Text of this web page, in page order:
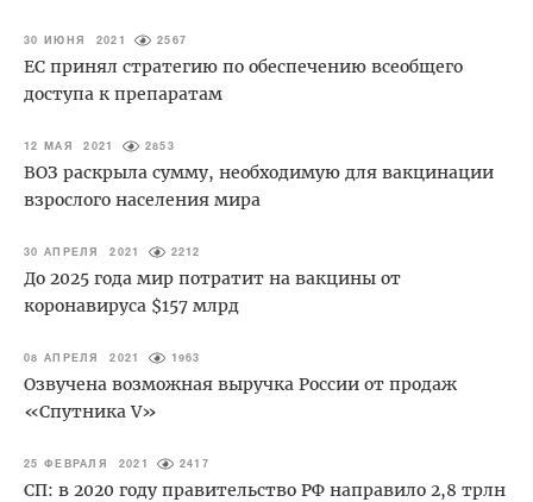
30 ИЮНЯ 2021 2567
ЕС принял стратегию по обеспечению всеобщего
доступа к препаратам
12 МАЯ 2021 2853
ВОЗ раскрыла сумму, необходимую для вакцинации
взрослого населения мира
30 АПРЕЛЯ 2021 2212
До 2025 года мир потратит на вакцины от
коронавируса $157 млрд
08 АПРЕЛЯ 2021 1963
Озвучена возможная выручка России от продаж
«Спутника V»
25 ФЕВРАЛЯ 2021 2417
СП: в 2020 году правительство РФ направило 2,8 трлн